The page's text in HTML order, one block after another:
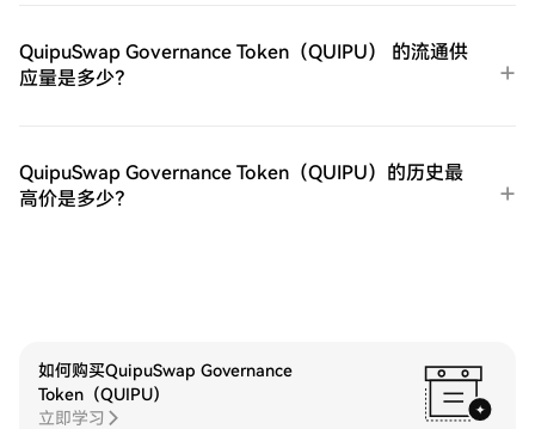
择您的交易对，执行您的交易，并实时监
控。HTX为初学者和经验丰富的交易者提供
QuipuSwap Governance Token（QUIPU） 的流通供
应量是多少？
QuipuSwap Governance Token（QUIPU）的历史最
高价是多少？
如何购买QuipuSwap Governance
Token（QUIPU）
立即学习